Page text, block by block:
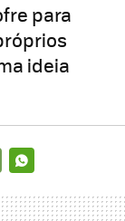
para
ideia